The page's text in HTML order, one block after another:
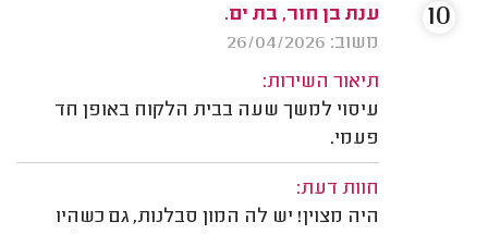
ענת בן חור, בת ים.
משוב: 26/04/2026
תיאור השירות:
עיסוי למשך שעה בבית הלקוח באופן חד
פעמי.
חוות דעת:
היה מצוין! יש לה המון סבלנות, גם כשהיו
10